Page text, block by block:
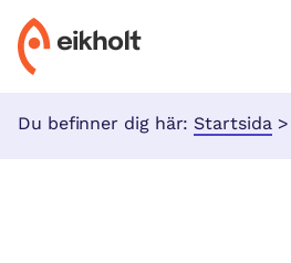
Du befinner dig här: Startsida >